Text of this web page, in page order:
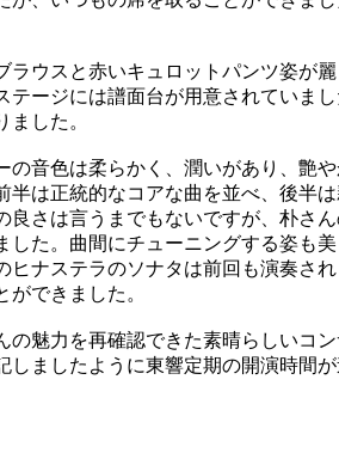
ウスと赤いキュロットパンツ姿が
テージには譜面台が用意されていま
ました。
音色は柔らかく、潤いがあり、艶
半は正統的なコアな曲を並べ、後半
さは言うまでもないですが、朴さ
した。曲間にチューニングする姿も
ナステラのソナタは前回も演奏さ
ができました。
魅力を再確認できた素晴らしいコ
しましたように東響定期の開演時間